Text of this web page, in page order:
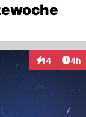
14
Interaktionen
4h